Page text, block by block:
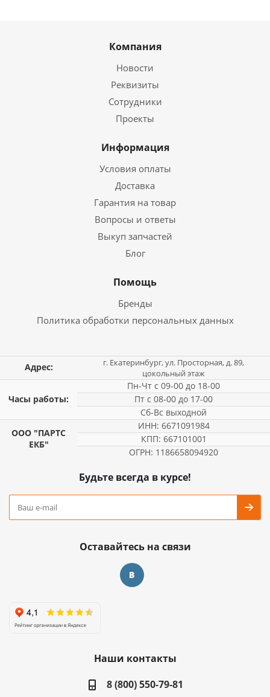
Компания
Новости
Реквизиты
Сотрудники
Проекты
Информация
Условия оплаты
Доставка
Гарантия на товар
Вопросы и ответы
Выкуп запчастей
Блог
Помощь
Бренды
Политика обработки персональных данных
Адрес:
г. Екатеринбург, ул. Просторная, д. 89,
цокольный этаж
Часы работы:
Пн-Чт с 09-00 до 18-00
Пт с 08-00 до 17-00
Сб-Вс выходной
ООО "ПАРТС
ЕКБ"
ИНН: 6671091984
КПП: 667101001
ОГРН: 1186658094920
Будьте всегда в курсе!
Оставайтесь на связи
Наши контакты
8 (800) 550-79-81